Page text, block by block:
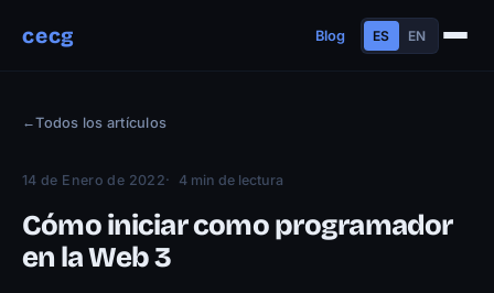
cecg Blog ES EN
Educación
Habilidades
Proyectos
←Todos los artículos
14 de Enero de 2022 4 min de lectura
Cómo iniciar como programador
en la Web 3